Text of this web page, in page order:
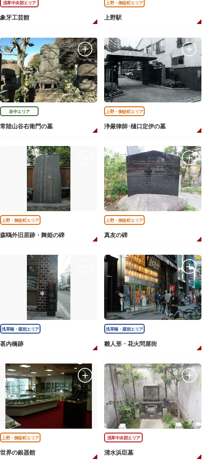
浅草中央部エリア
象牙工芸館
上野・御徒町エリア
上野駅
谷中エリア
常陸山谷右衛門の墓
上野・御徒町エリア
浄厳律師･樋口定伊の墓
上野・御徒町エリア
森鴎外旧居跡・舞姫の碑
上野・御徒町エリア
真友の碑
浅草橋・蔵前エリア
甚内橋跡
浅草橋・蔵前エリア
雛人形・花火問屋街
上野・御徒町エリア
世界の銀器館
浅草中央部エリア
清水浜臣墓